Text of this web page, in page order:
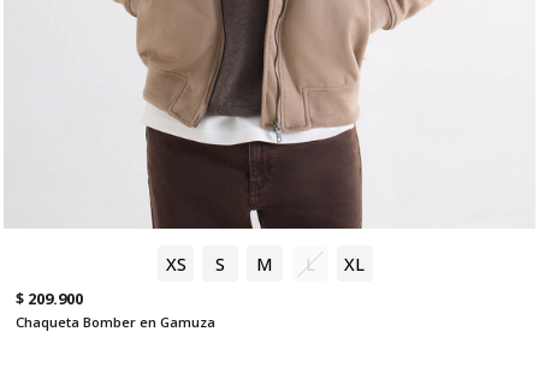
XS S M L XL
$ 209.900
Chaqueta Bomber en Gamuza